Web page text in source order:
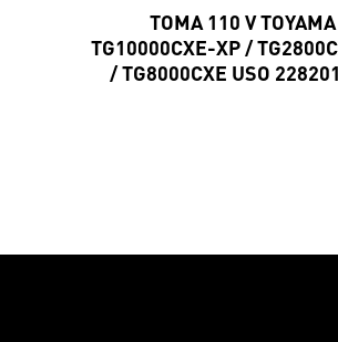
TOMA 110 V TOYAMA
TG10000CXE-XP /
/ TG8000CXE USO